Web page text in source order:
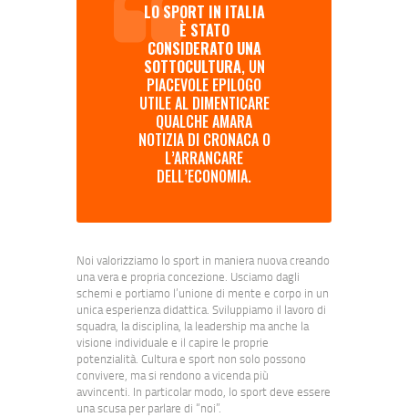
LO SPORT IN ITALIA
È STATO
CONSIDERATO UNA
SOTTOCULTURA, UN
PIACEVOLE EPILOGO
UTILE AL DIMENTICARE
QUALCHE AMARA
NOTIZIA DI CRONACA O
L’ARRANCARE
DELL’ECONOMIA.
Noi valorizziamo lo sport in maniera nuova creando
una vera e propria concezione. Usciamo dagli
schemi e portiamo l’unione di mente e corpo in un
unica esperienza didattica. Sviluppiamo il lavoro di
squadra, la disciplina, la leadership ma anche la
visione individuale e il capire le proprie
potenzialità. Cultura e sport non solo possono
convivere, ma si rendono a vicenda più
avvincenti. In particolar modo, lo sport deve essere
una scusa per parlare di “noi”.